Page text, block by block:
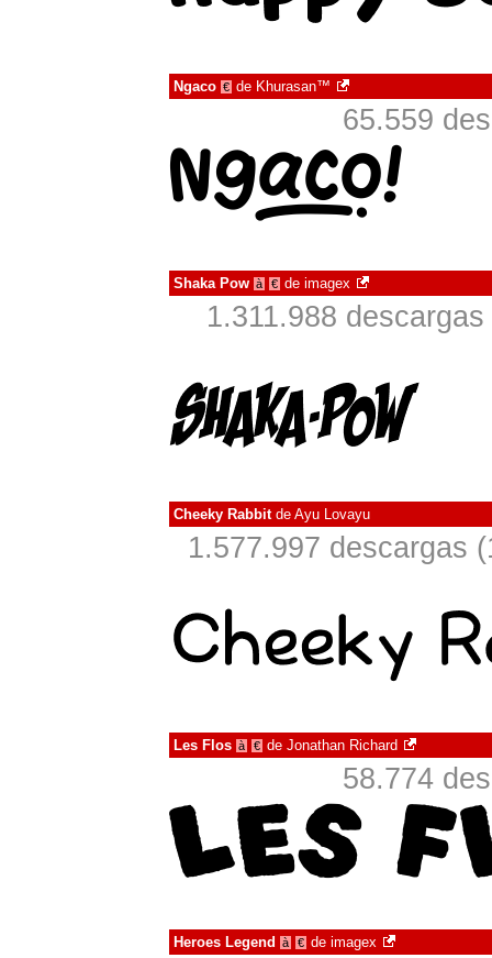
Ngaco € de Khurasan™
65.559
Shaka Pow à € de imagex
1.311.988
Cheeky Rabbitde Ayu Lovayu
1.577.997 descargas
Les Flos à € de Jonathan Richard
58.774
Heroes Legend à € de imagex